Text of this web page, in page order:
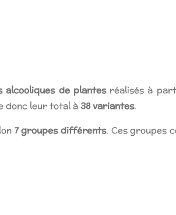
alcooliques de plantesréalisés à
donc leur total à38 variantes.
7 groupes différents. Ces groupes